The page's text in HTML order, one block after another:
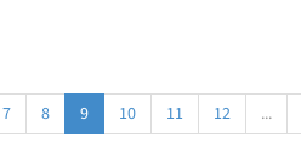
7 8 9 10 11 12 ...